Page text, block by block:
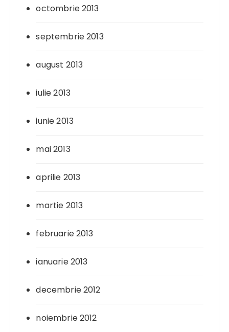
octombrie 2013
septembrie 2013
august 2013
iulie 2013
iunie 2013
mai 2013
aprilie 2013
martie 2013
februarie 2013
ianuarie 2013
decembrie 2012
noiembrie 2012